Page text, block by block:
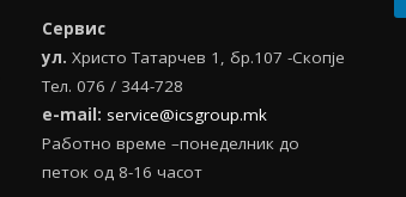
Сервис
ул. Христо Татарчев 1, бр.107 -Скопје
Тел. 076 / 344-728
e-mail: service@icsgroup.mk
Работно време –понеделник до
петок од 8-16 часот